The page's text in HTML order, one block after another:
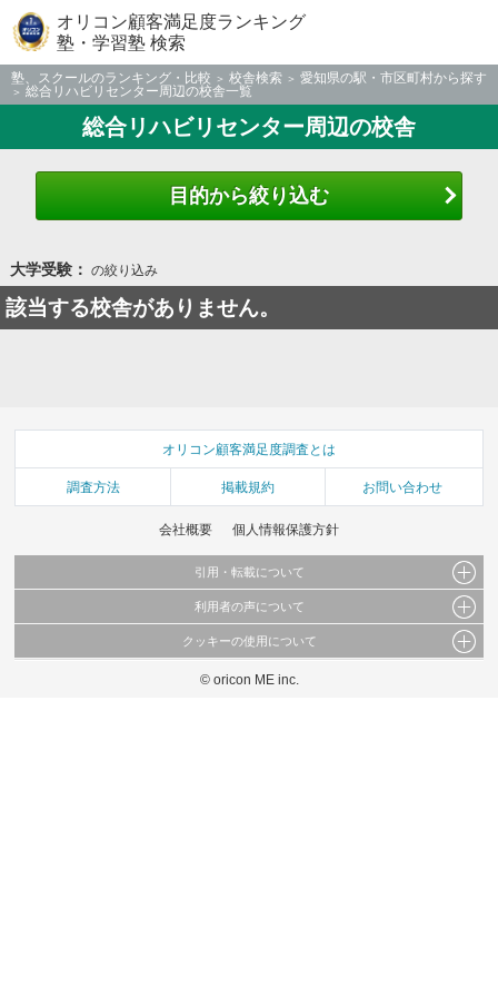
オリコン顧客満足度ランキング
塾・学習塾 検索
塾、スクールのランキング・比較 校舎検索
愛知県の駅・市区町村から探す
総合リハビリセンター周辺の校舎一覧
総合リハビリセンター周辺の校舎
目的から絞り込む
大学受験： の絞り込み
該当する校舎がありません。
オリコン顧客満足度調査とは
調査方法 掲載規約 お問い合わせ
会社概要 個人情報保護方針
引用・転載について
当サイトで公開されている情報（文字、写真、イラスト、画像データ等）及びこれらの配
これらの情報を権利者の許可なく無断転載・複製などの二次利用を行うことは固く禁じて
利用者の声について
当サイトに掲載している内容はすべてサービスの利用者が提出された見解・感想です。
弊社の見解・ 意見ではないことをご理解いただいた上でご覧ください。
クッキーの使用について
このサイトでは Cookie を使用して、ユーザーに合わせたコンテンツや広告の表示、ソー
© oricon ME inc.